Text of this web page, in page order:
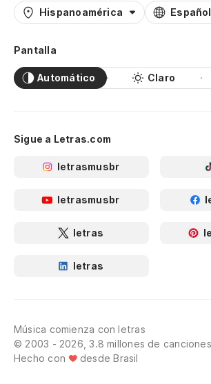
Hispanoamérica Español
Pantalla
Automático Claro
Sigue a Letras.com
letrasmusbr
letrasmusbr
letras
letras
Música comienza con letras
© 2003 - 2026, 3.8 millones de canciones
Hecho con
desde Brasil